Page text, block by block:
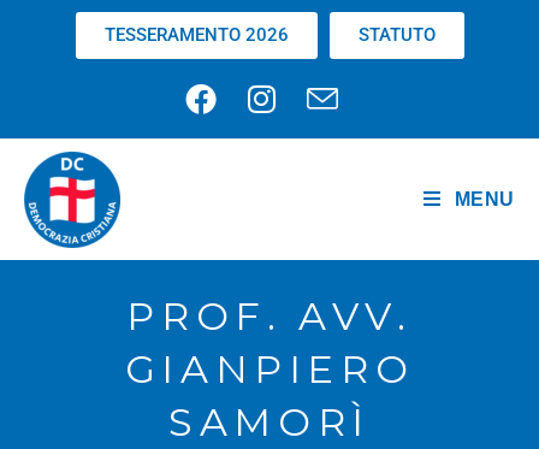
TESSERAMENTO 2026 STATUTO
MENU
PROF. AVV.
GIANPIERO
SAMORÌ